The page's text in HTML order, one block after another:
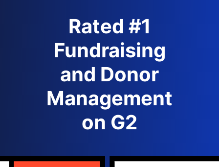
Rated #1
Fundraising
and Donor
Management
on G2